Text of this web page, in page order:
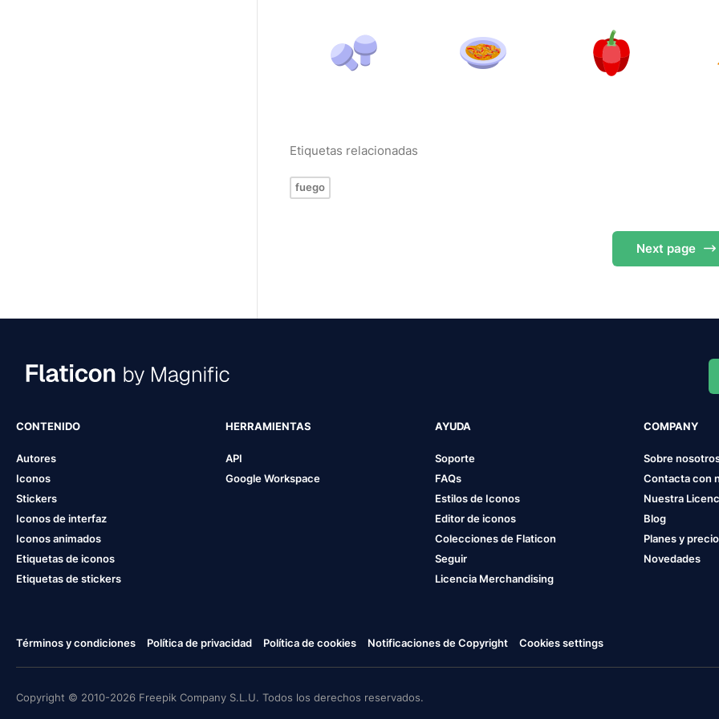
Etiquetas relacionadas
fuego
Next page
CONTENIDO
Autores
Iconos
Stickers
Iconos de interfaz
Iconos animados
Etiquetas de iconos
Etiquetas de stickers
HERRAMIENTAS
API
Google Workspace
AYUDA
Soporte
FAQs
Estilos de Iconos
Editor de iconos
Colecciones de Flaticon
Seguir
Licencia Merchandising
COMPANY
Sobre
Contacta con
Nuestra
Blog
Planes y
Novedades
Términos y condiciones Política de privacidad Política de cookies Notificaciones de Copyright Cookies settings
Copyright © 2010-2026 Freepik Company S.L.U. Todos los derechos reservados.